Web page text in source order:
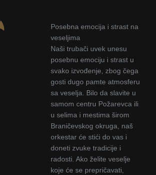
Posebna emocija i strast na
veseljima
Naši trubači uvek unesu
posebnu emociju i strast u
svako izvođenje, zbog čega
gosti dugo pamte atmosferu
sa veselja. Bilo da slavite u
samom centru Požarevca ili
u selima i mestima širom
Braničevskog okruga, naš
orkestar će stići do vas i
doneti zvuke tradicije i
radosti. Ako želite veselje
koje će se prepričavati,